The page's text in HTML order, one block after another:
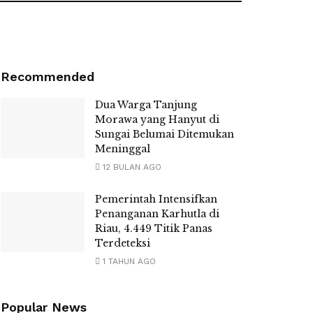
Recommended
Dua Warga Tanjung
Morawa yang Hanyut di
Sungai Belumai Ditemukan
Meninggal
12 BULAN AGO
Pemerintah Intensifkan
Penanganan Karhutla di
Riau, 4.449 Titik Panas
Terdeteksi
1 TAHUN AGO
Popular News